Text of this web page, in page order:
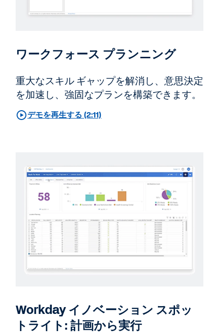
ワークフォース プランニング
重大なスキル ギャップを解消し、意思決定
を加速し、強固なプランを構築できます。
デモを再生する (2:11)
Workday イノベーション スポッ
トライト: 計画から実行